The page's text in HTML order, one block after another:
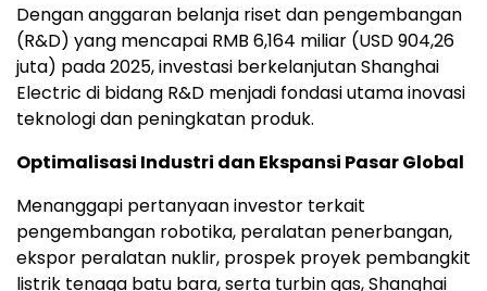
Dengan anggaran belanja riset dan pengembangan
(R&D) yang mencapai RMB 6,164 miliar (USD 904,26
juta) pada 2025, investasi berkelanjutan Shanghai
Electric di bidang R&D menjadi fondasi utama inovasi
teknologi dan peningkatan produk.
Optimalisasi Industri dan Ekspansi Pasar Global
Menanggapi pertanyaan investor terkait
pengembangan robotika, peralatan penerbangan,
ekspor peralatan nuklir, prospek proyek pembangkit
listrik tenaga batu bara, serta turbin gas, Shanghai